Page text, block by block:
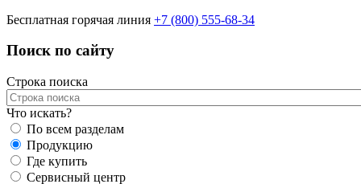
Бесплатная горячая линия +7 (800) 555-68-34
Поиск по сайту
Строка поиска
Что искать?
По всем разделам
Продукцию
Где купить
Сервисный центр